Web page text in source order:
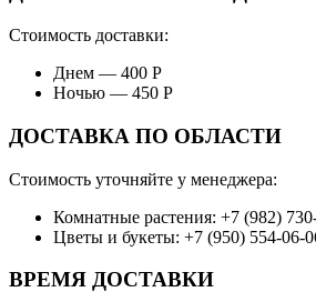
Стоимость доставки:
Днем — 400 Р
Ночью — 450 Р
ДОСТАВКА ПО ОБЛАСТИ
Стоимость уточняйте у менеджера:
Комнатные растения: +7 (982)
Цветы и букеты: +7 (950) 554-06-
ВРЕМЯ ДОСТАВКИ